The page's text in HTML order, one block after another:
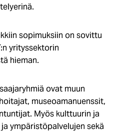
sopimuksiin on sovittu
yrityssektorin
hieman.
ovat muun
museoamanuenssit,
Myös kulttuurin ja
ympäristöpalvelujen sekä